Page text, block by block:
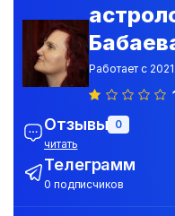
Работает с 2021
Отзывы 0
читать
Телеграмм
0 подписчиков